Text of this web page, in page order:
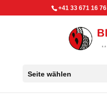
+41 33 671 16 76
Seite wählen